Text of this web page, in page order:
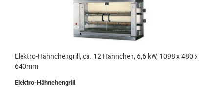
Elektro-Hähnchengrill, ca. 12 Hähnchen, 6,6 kW, 1098 x 480 x
640mm
Elektro-Hähnchengrill